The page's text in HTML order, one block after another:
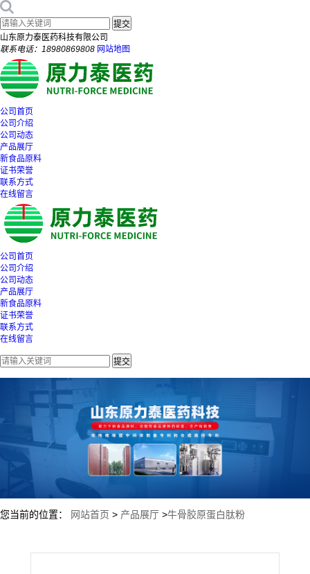
山东原力泰医药科技有限公司
联系电话：18980869808 网站地图
公司首页
公司介绍
公司动态
产品展厅
新食品原料
证书荣誉
联系方式
在线留言
公司首页
公司介绍
公司动态
产品展厅
新食品原料
证书荣誉
联系方式
在线留言
您当前的位置： 网站首页 > 产品展厅 >牛骨胶原蛋白肽粉